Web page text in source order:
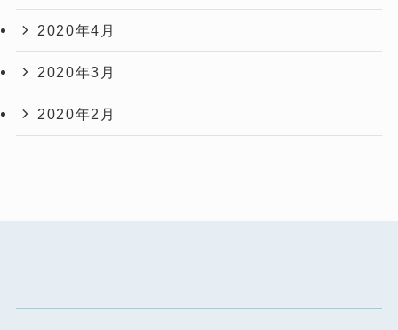
2020年4月
2020年3月
2020年2月